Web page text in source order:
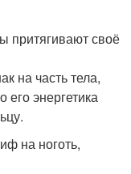
притягивают своё
на часть тела,
энергетика
на ноготь,